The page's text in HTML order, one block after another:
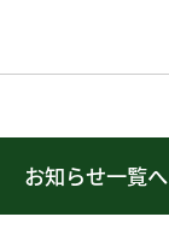
お知らせ一覧へ